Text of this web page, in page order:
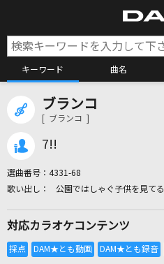
キーワード 曲名
全国り
ブランコ
[ ブランコ ]
7!!
選曲番号： 4331-68
公園ではしゃぐ子供を見てる
対応カラオケコンテンツ